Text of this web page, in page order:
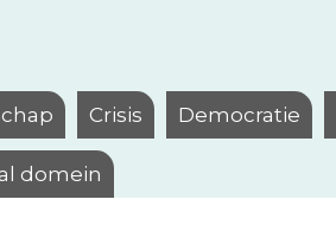
Crisis Democratie
domein